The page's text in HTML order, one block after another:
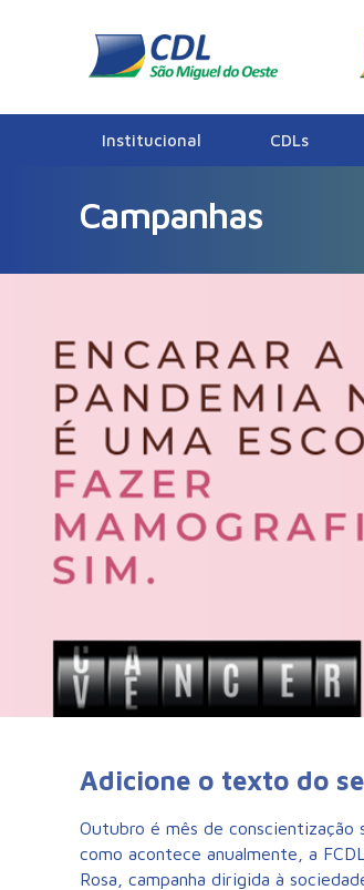
Institucional CDLs
Campanhas
Adicione o texto do
Outubro é mês de conscientização
como acontece anualmente, a
Rosa, campanha dirigida à